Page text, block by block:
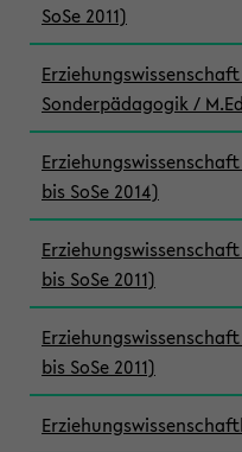
SoSe 2011)
Sonderpädagogik /
bis SoSe 2014)
bis SoSe 2011)
bis SoSe 2011)